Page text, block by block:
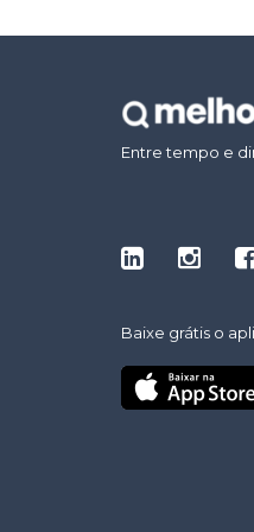
Entre tempo e
Baixe grátis o